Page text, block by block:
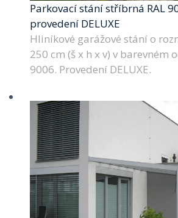
Parkovací stání stříbrná RAL
provedení DELUXE
Hliníkové garážové stání o
250 cm (š x h x v) v barevném
9006. Provedení DELUXE.